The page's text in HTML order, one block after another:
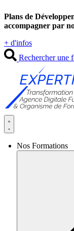
au
contenu
Plans de
accompagner par
+ d'infos
Rechercher une
Nos Formations